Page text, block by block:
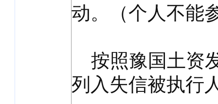
动。（个人不能
按照豫国土资
列入失信被执行